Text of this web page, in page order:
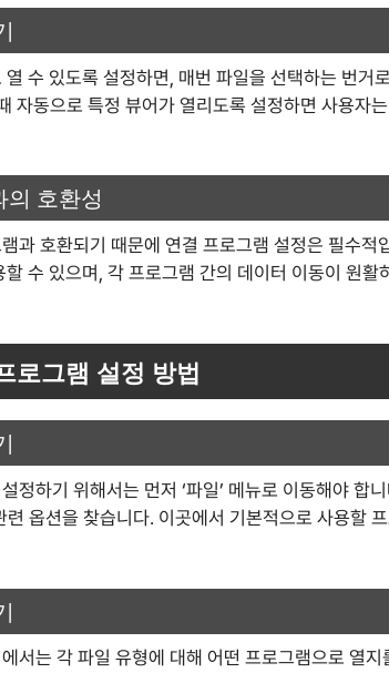
수 있도록 설정하면, 매번 파일을 선택하는 번거
자동으로 특정 뷰어가 열리도록 설정하면 사용자
호환성
과 호환되기 때문에 연결 프로그램 설정은 필수적
수 있으며, 각 프로그램 간의 데이터 이동이 원활
로그램 설정 방법
정하기 위해서는 먼저 ‘파일’ 메뉴로 이동해야 합니
련 옵션을 찾습니다. 이곳에서 기본적으로 사용할
서는 각 파일 유형에 대해 어떤 프로그램으로 열